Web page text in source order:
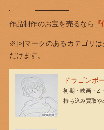
作品制作のお宝を売るなら
※[>]マークのあるカテゴリ
だけます。
ドラゴンボ
初期・映画・Z
持ち込み買取や